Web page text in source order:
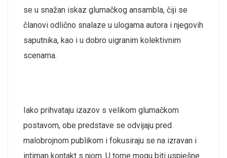
se u snažan iskaz glumačkog ansambla, čiji se
članovi odlično snalaze u ulogama autora i njegovih
saputnika, kao i u dobro uigranim kolektivnim
scenama.
Iako prihvataju izazov s velikom glumačkom
postavom, obe predstave se odvijaju pred
malobrojnom publikom i fokusiraju se na izravan i
intiman kontakt s njom. U tome mogu biti uspješne